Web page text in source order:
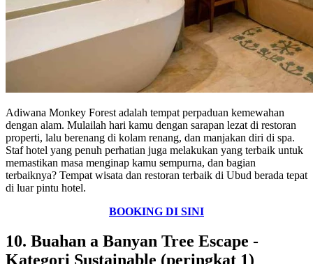
Adiwana Monkey Forest adalah tempat perpaduan kemewahan
dengan alam. Mulailah hari kamu dengan sarapan lezat di restoran
properti, lalu berenang di kolam renang, dan manjakan diri di spa.
Staf hotel yang penuh perhatian juga melakukan yang terbaik untuk
memastikan masa menginap kamu sempurna, dan bagian
terbaiknya? Tempat wisata dan restoran terbaik di Ubud berada tepat
di luar pintu hotel.
BOOKING DI SINI
10. Buahan a Banyan Tree Escape -
Kategori Sustainable (peringkat 1)